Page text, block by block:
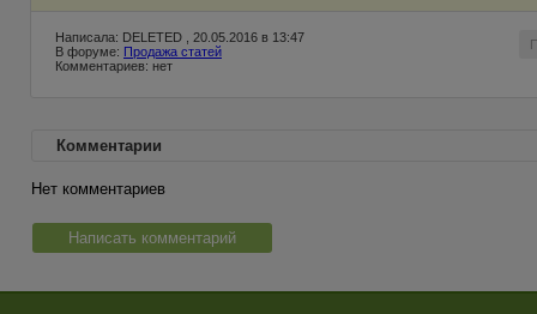
Написала: DELETED , 20.05.2016 в 13:47
В форуме: Продажа статей
Комментариев: нет
Комментарии
Нет комментариев
Написать комментарий